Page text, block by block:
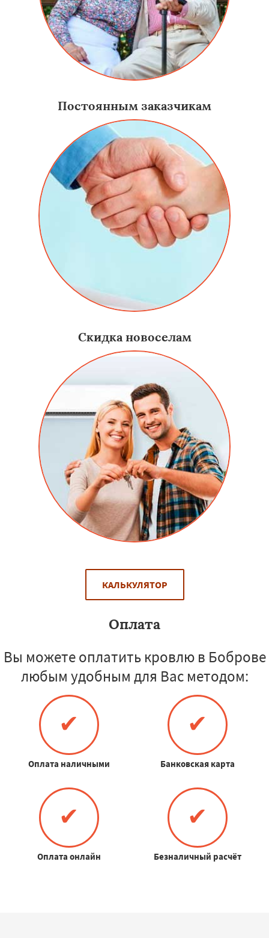
Постоянным заказчикам
Скидка новоселам
КАЛЬКУЛЯТОР
Оплата
Вы можете оплатить кровлю в Боброве
любым удобным для Вас методом:
✔
Оплата наличными
✔
Банковская карта
✔
Оплата онлайн
✔
Безналичный расчёт